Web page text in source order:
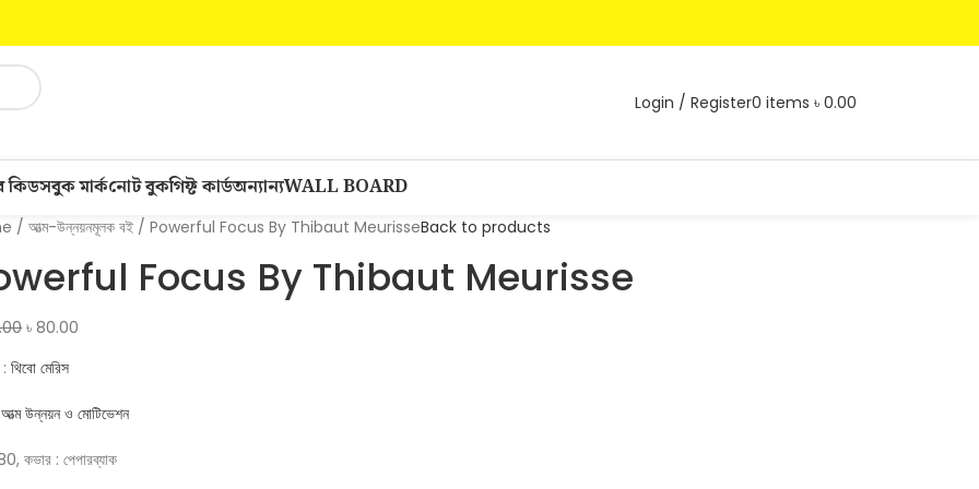
Login / Register0 items ৳ 0.00
কিডসবুক মার্কনোট বুকগিফ্ট কার্ডঅন্যান্যWALL BOARD
আত্ম-উন্নয়নমূলক বই Powerful Focus By Thibaut MeurisseBack to products
Focus By Thibaut Meurisse
৳ 80.00
:থিবো মেরিস
আত্ম উন্নয়ন ও মোটিভেশন
কভার : পেপারব্যাক